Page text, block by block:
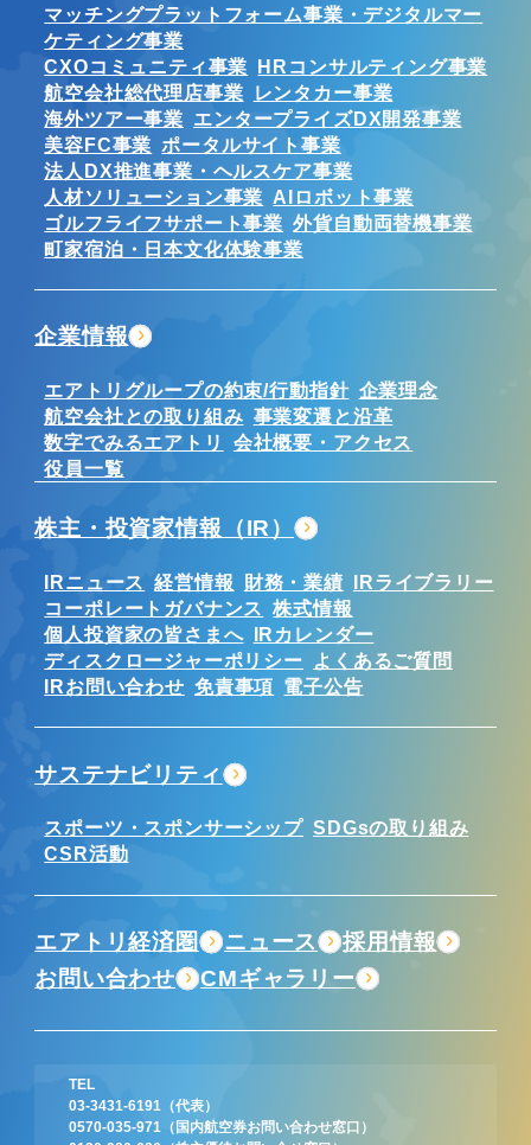
TEL
03-3431-6191
（代表）
0570-035-971
（国内航空券お問い合わせ窓口）
マッチングプラットフォーム事業・デジタルマー
ケティング事業
CXOコミュニティ事業 HRコンサルティング事業
航空会社総代理店事業
レンタカー事業
海外ツアー事業 エンタープライズDX開発事業
美容FC事業 ポータルサイト事業
法人DX推進事業・ヘルスケア事業
人材ソリューション事業 AIロボット事業
ゴルフライフサポート事業 外貨自動両替機事業
町家宿泊・日本文化体験事業
企業情報
エアトリグループの約束/行動指針 企業理念
航空会社との取り組み 事業変遷と沿革
数字でみるエアトリ
会社概要・アクセス
役員一覧
株主・投資家情報（IR）
IRニュース 経営情報 財務・業績 IRライブラリー
コーポレートガバナンス 株式情報
個人投資家の皆さまへ IRカレンダー
ディスクロージャーポリシー
よくあるご質問
IRお問い合わせ 免責事項 電子公告
サステナビリティ
スポーツ・スポンサーシップ SDGsの取り組み
CSR活動
エアトリ経済圏 ニュース
採用情報
お問い合わせ
CMギャラリー